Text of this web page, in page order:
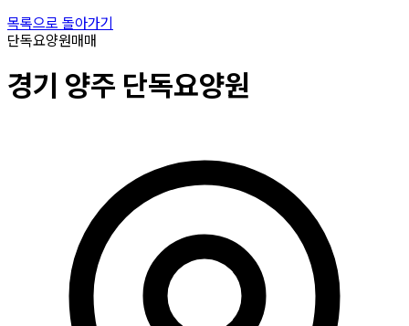
목록으로 돌아가기
단독요양원매매
경기 양주 단독요양원